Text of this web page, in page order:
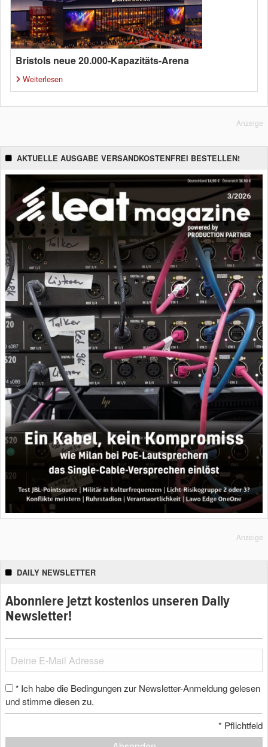
Bristols neue 20.000-Kapazitäts-Arena
Weiterlesen
Anzeige
AKTUELLE AUSGABE VERSANDKOSTENFREI BESTELLEN!
Anzeige
DAILY NEWSLETTER
Abonniere jetzt kostenlos unseren Daily
Newsletter!
* Ich habe die Bedingungen zur Newsletter-Anmeldung gelesen
und stimme diesen zu.
* Pflichtfeld